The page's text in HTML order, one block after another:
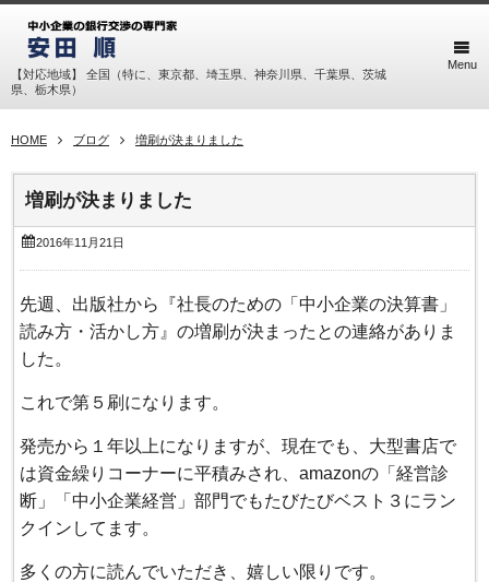
【対応地域】 全国（特に、東京都、埼玉県、神奈川県、千葉県、茨城
県、栃木県）
Menu
HOME ブログ 増刷が決まりました
増刷が決まりました
2016年11月21日
先週、出版社から『社長のための「中小企業の決算書」
読み方・活かし方』の増刷が決まったとの連絡がありま
した。
これで第５刷になります。
発売から１年以上になりますが、現在でも、大型書店で
は資金繰りコーナーに平積みされ、amazonの「経営診
断」「中小企業経営」部門でもたびたびベスト３にラン
クインしてます。
多くの方に読んでいただき、嬉しい限りです。